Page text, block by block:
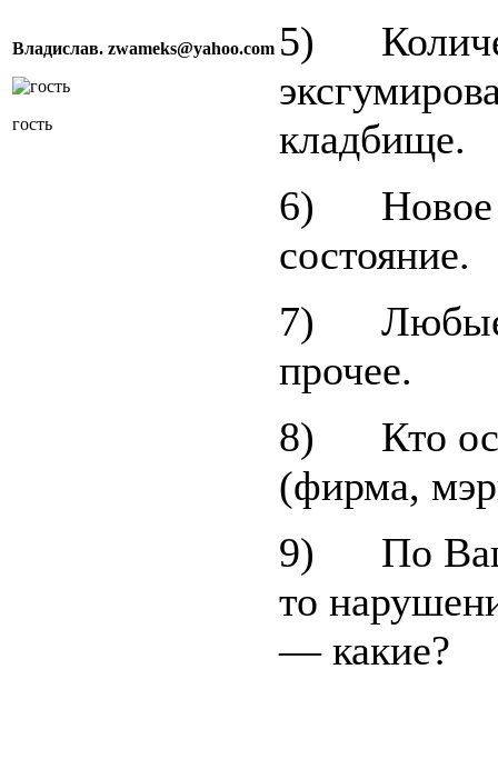
Владислав. zwameks@yahoo.com
гость
5)
кладбище.
6) Новое
состояние.
7) Любые
прочее.
8) Кто
(фирма,
9) По
то
— какие?